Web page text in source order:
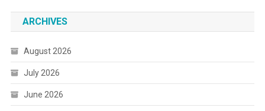
ARCHIVES
August 2026
July 2026
June 2026